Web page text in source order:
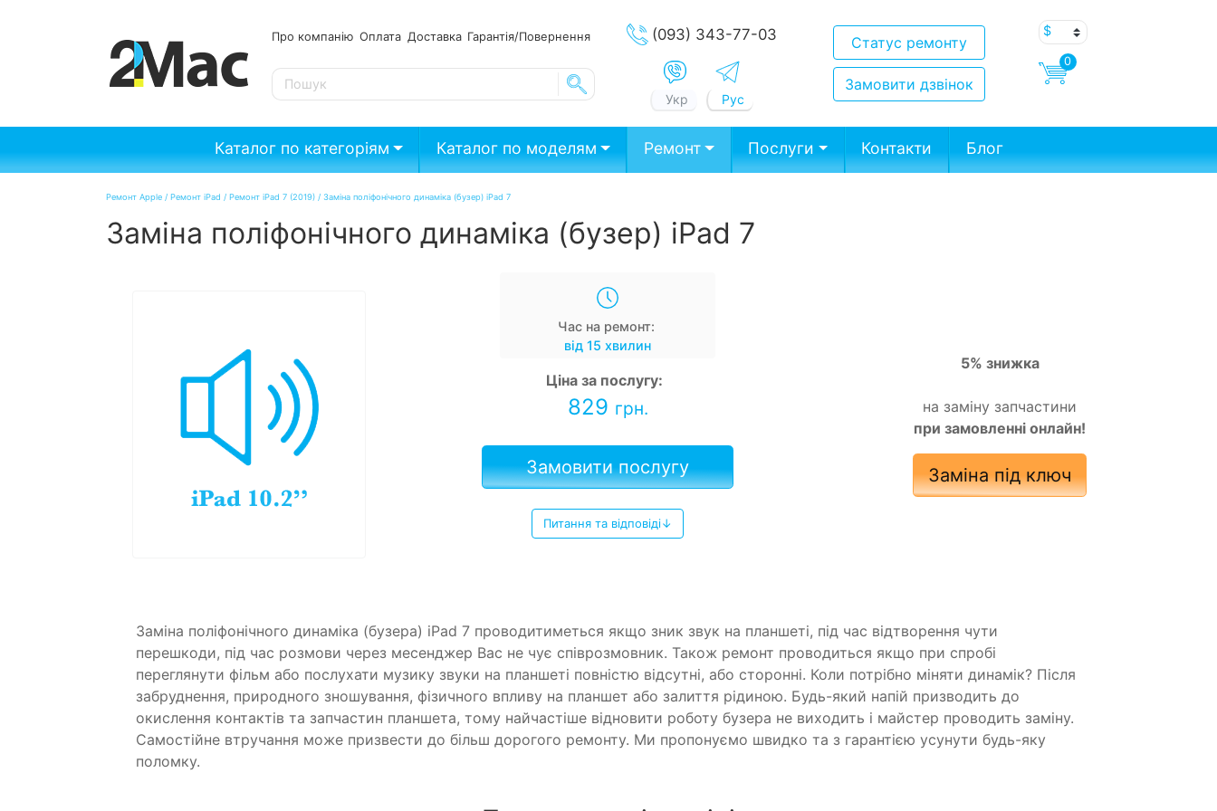
Про компанію Оплата Доставка Гарантія/Повернення
SE
(093) 343-77-03
Укр Рус
Статус ремонту
Замовити дзвінок
0
Каталог по категоріям Каталог по моделям Ремонт Послуги Контакти Блог
Ремонт Apple / Ремонт iPad / Ремонт iPad 7 (2019) / Заміна поліфонічного динаміка (бузер) iPad 7
Заміна поліфонічного динаміка (бузер) iPad 7
Час на ремонт:
від 15 хвилин
Ціна за послугу:
829 грн.
Замовити послугу
Питання та відповіді↓
5% знижка
на заміну запчастини
при замовленні онлайн!
Заміна під ключ
Заміна поліфонічного динаміка (бузера) iPad 7 проводитиметься якщо зник звук на планшеті, під час відтворення чути
перешкоди, під час розмови через месенджер Вас не чує співрозмовник. Також ремонт проводиться якщо при спробі
переглянути фільм або послухати музику звуки на планшеті повністю відсутні, або сторонні. Коли потрібно міняти динамік? Після
забруднення, природного зношування, фізичного впливу на планшет або залиття рідиною. Будь-який напій призводить до
окислення контактів та запчастин планшета, тому найчастіше відновити роботу бузера не виходить і майстер проводить заміну.
Самостійне втручання може призвести до більш дорогого ремонту. Ми пропонуємо швидко та з гарантією усунути будь-яку
поломку.